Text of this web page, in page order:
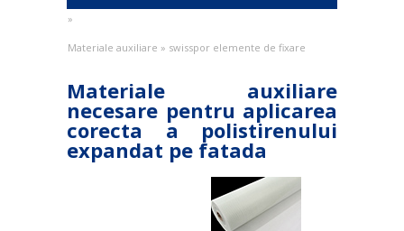
»
Materiale auxiliare » swisspor elemente de fixare
Materiale auxiliare
necesare pentru aplicarea
corecta a polistirenului
expandat pe fatada